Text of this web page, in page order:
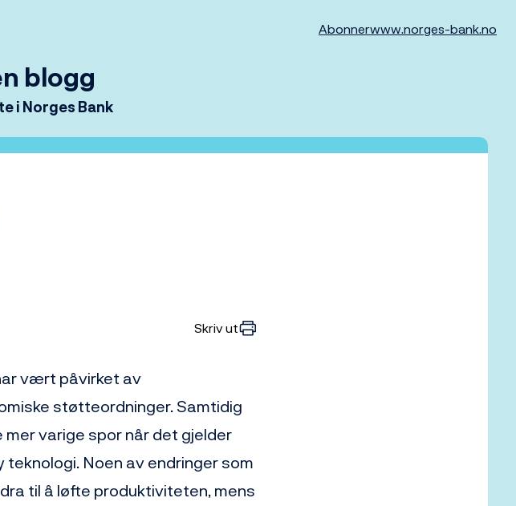
Abonnerwww.norges-bank.no
blogg
i Norges Bank
Skriv ut
vært påvirket av
støtteordninger. Samtidig
varige spor når det gjelder
Noen av endringer som
til å løfte produktiviteten, mens